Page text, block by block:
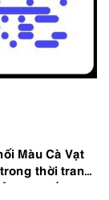
Màu Cà Vạt
trong thời trang